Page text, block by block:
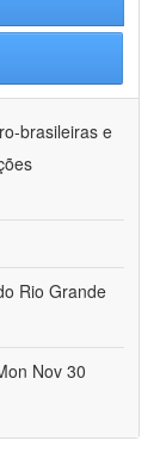
brasileiras e
Rio Grande
Nov 30